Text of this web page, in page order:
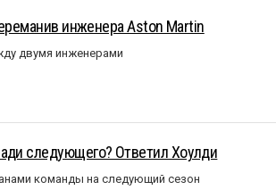
инженера Aston Martin
двумя инженерами
следующего? Ответил Хоулди
команды на следующий сезон